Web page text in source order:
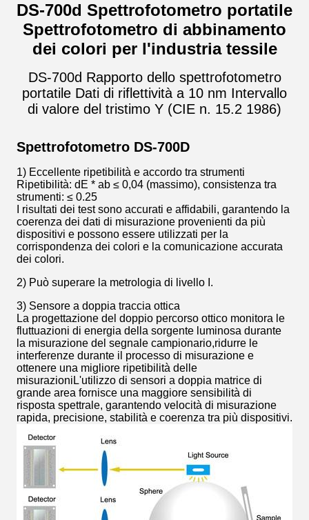
DS-700d Spettrofotometro portatile
Spettrofotometro di abbinamento
dei colori per l'industria tessile
DS-700d Rapporto dello spettrofotometro
portatile Dati di riflettività a 10 nm Intervallo
di valore del tristimo Y (CIE n. 15.2 1986)
Spettrofotometro DS-700D
1) Eccellente ripetibilità e accordo tra strumenti
Ripetibilità: dE * ab ≤ 0,04 (massimo), consistenza tra
strumenti: ≤ 0.25
I risultati dei test sono accurati e affidabili, garantendo la
coerenza dei dati di misurazione provenienti da più
dispositivi e possono essere utilizzati per la
corrispondenza dei colori e la comunicazione accurata
dei colori.
2) Può superare la metrologia di livello I.
3) Sensore a doppia traccia ottica
La progettazione del doppio percorso ottico monitora le
fluttuazioni di energia della sorgente luminosa durante
la misurazione del segnale campionario,ridurre le
interferenze durante il processo di misurazione e
ottenere una migliore ripetibilità delle
misurazioniL'utilizzo di sensori a doppia matrice di
grande area fornisce una maggiore sensibilità di
risposta spettrale, garantendo velocità di misurazione
rapida, precisione, stabilità e coerenza tra più dispositivi.